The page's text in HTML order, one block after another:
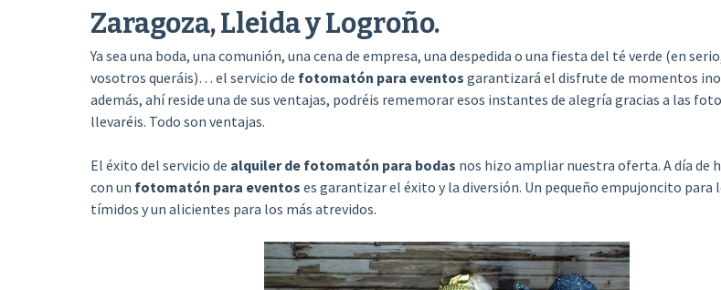
Zaragoza, Lleida y Logroño.
Ya sea una boda, una comunión, una cena de empresa, una despedida o una fiesta del té verde (en
vosotros queráis)… el servicio de fotomatón para eventos garantizará el disfrute de momentos
además, ahí reside una de sus ventajas, podréis rememorar esos instantes de alegría gracias a las
llevaréis. Todo son ventajas.
El éxito del servicio de alquiler de fotomatón para bodas nos hizo ampliar nuestra oferta. A día de
con un fotomatón para eventos es garantizar el éxito y la diversión. Un pequeño empujoncito para
tímidos y un alicientes para los más atrevidos.